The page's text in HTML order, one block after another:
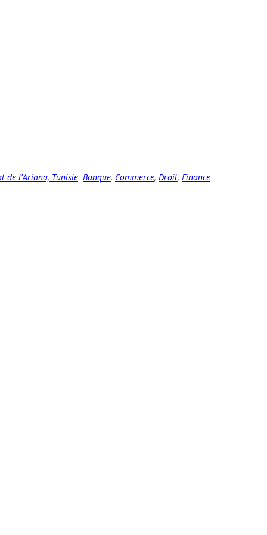
de l'Ariana, Tunisie Banque, Commerce, Droit, Finance